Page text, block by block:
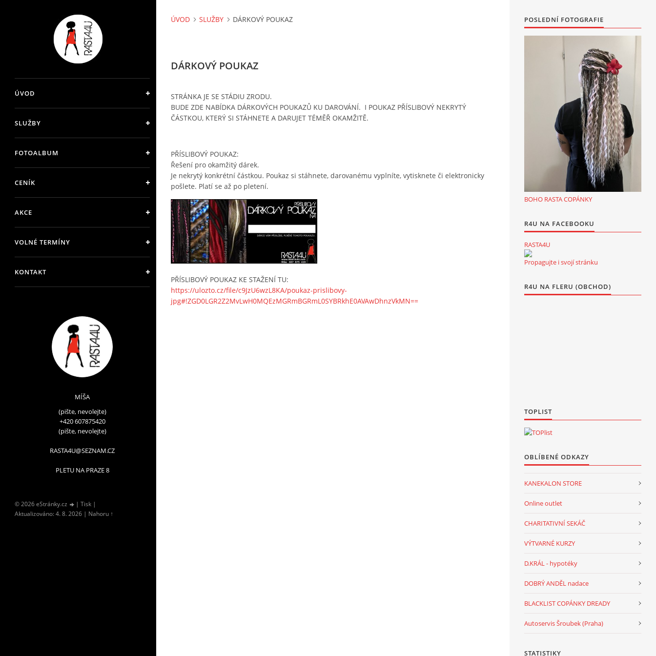
ÚVOD
SLUŽBY
FOTOALBUM
CENÍK
AKCE
VOLNÉ TERMÍNY
KONTAKT
MÍŠA
(pište, nevolejte)
+420 607875420
(pište, nevolejte)
RASTA4U@SEZNAM.CZ
PLETU NA PRAZE 8
© 2026 eStránky.cz | Tisk |
Aktualizováno: 4. 8. 2026 | Nahoru ↑
ÚVOD SLUŽBY DÁRKOVÝ POUKAZ
DÁRKOVÝ POUKAZ
STRÁNKA JE SE STÁDIU ZRODU.
BUDE ZDE NABÍDKA DÁRKOVÝCH POUKAZŮ KU DAROVÁNÍ. I POUKAZ PŘÍSLIBOVÝ NEKRYTÝ
ČÁSTKOU, KTERÝ SI STÁHNETE A DARUJET TÉMĚŘ OKAMŽITĚ.
PŘÍSLIBOVÝ POUKAZ:
Řešení pro okamžitý dárek.
Je nekrytý konkrétní částkou. Poukaz si stáhnete, darovanému vyplníte, vytisknete či elektronicky
pošlete. Platí se až po pletení.
PŘÍSLIBOVÝ POUKAZ KE STAŽENÍ TU:
https://ulozto.cz/file/c9JzU6wzL8KA/poukaz-prislibovy-
jpg#!ZGD0LGR2Z2MvLwH0MQEzMGRmBGRmL0SYBRkhE0AVAwDhnzVkMN==
POSLEDNÍ FOTOGRAFIE
BOHO RASTA COPÁNKY
R4U NA FACEBOOKU
RASTA4U
Propagujte i svojí stránku
R4U NA FLERU (OBCHOD)
TOPLIST
OBLÍBENÉ ODKAZY
KANEKALON STORE
Online outlet
CHARITATIVNÍ SEKÁČ
VÝTVARNÉ KURZY
D.KRÁL - hypotéky
DOBRÝ ANDĚL nadace
BLACKLIST COPÁNKY DREADY
Autoservis Šroubek (Praha)
STATISTIKY